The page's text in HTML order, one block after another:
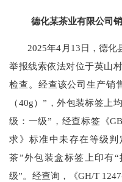
德化某茶业有限公司
2025年4月13日，德化
举报线索依法对位于英山
检查。经查该公司生产销
（40g）”，外包装标签上
级：一级”，经查标签《
求》标准中未存在等级
茶”外包装盒标签上印有
级”。经查询，《GH/T